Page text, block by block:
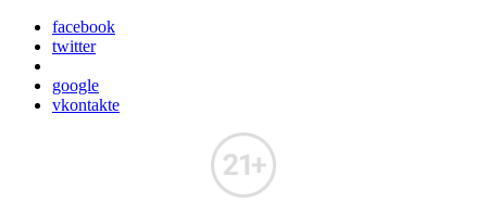
facebook
twitter
google
vkontakte